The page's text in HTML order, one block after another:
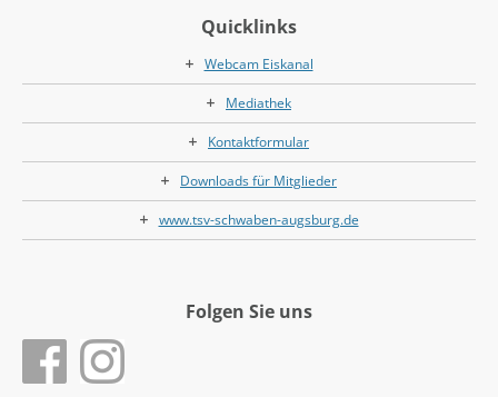
Quicklinks
Webcam Eiskanal
Mediathek
Kontaktformular
Downloads für Mitglieder
www.tsv-schwaben-augsburg.de
Folgen Sie uns